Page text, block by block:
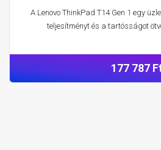
A Lenovo ThinkPad T14 Gen 1 egy
teljesítményt és a tartósságot
177 787